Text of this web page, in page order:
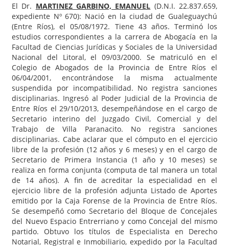
El Dr. MARTINEZ GARBINO, EMANUEL (D.N.I. 22.837.659,
expediente Nº 670): Nació en la ciudad de Gualeguaychú
(Entre Ríos), el 05/08/1972. Tiene 43 años. Terminó los
estudios correspondientes a la carrera de Abogacía en la
Facultad de Ciencias Jurídicas y Sociales de la Universidad
Nacional del Litoral, el 09/03/2000. Se matriculó en el
Colegio de Abogados de la Provincia de Entre Ríos el
06/04/2001, encontrándose la misma actualmente
suspendida por incompatibilidad. No registra sanciones
disciplinarias. Ingresó al Poder Judicial de la Provincia de
Entre Ríos el 29/10/2013, desempeñándose en el cargo de
Secretario interino del Juzgado Civil, Comercial y del
Trabajo de Villa Paranacito. No registra sanciones
disciplinarias. Cabe aclarar que el cómputo en el ejercicio
libre de la profesión (12 años y 6 meses) y en el cargo de
Secretario de Primera Instancia (1 año y 10 meses) se
realiza en forma conjunta (computa de tal manera un total
de 14 años). A fin de acreditar la especialidad en el
ejercicio libre de la profesión adjunta Listado de Aportes
emitido por la Caja Forense de la Provincia de Entre Ríos.
Se desempeñó como Secretario del Bloque de Concejales
del Nuevo Espacio Entrerriano y como Concejal del mismo
partido. Obtuvo los títulos de Especialista en Derecho
Notarial, Registral e Inmobiliario, expedido por la Facultad